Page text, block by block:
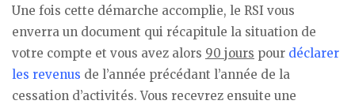
Une fois cette démarche accomplie, le RSI vous
enverra un document qui récapitule la situation de
votre compte et vous avez alors 90 jours pour déclarer
les revenus de l’année précédant l’année de la
cessation d’activités. Vous recevrez ensuite une